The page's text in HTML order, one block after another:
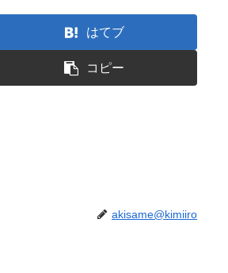
はてブ
コピー
akisame@kimiiro